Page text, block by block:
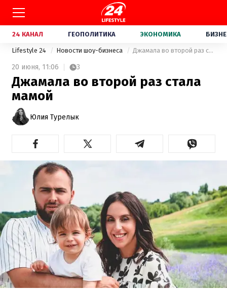
24 КАНАЛ ГЕОПОЛИТИКА ЭКОНОМИКА
Lifestyle 24 Новости шоу-бизнеса Джамала во второй раз стала мамой
20 июня, 11:06 3
Джамала во второй раз стала
мамой
Юлия Турелык